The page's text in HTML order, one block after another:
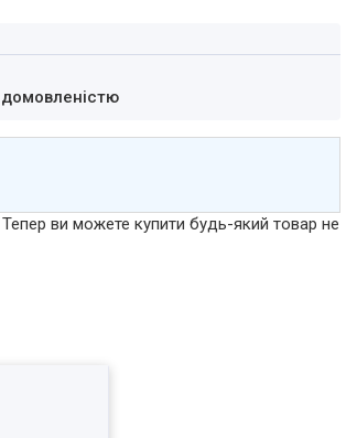
Тепер ви можете купити будь-який товар не